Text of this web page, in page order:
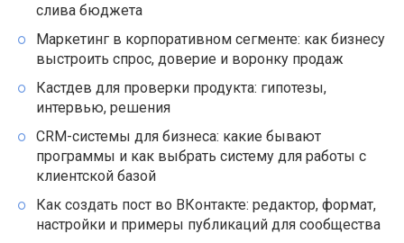
слива бюджета
Маркетинг в корпоративном сегменте: как бизнесу
выстроить спрос, доверие и воронку продаж
Кастдев для проверки продукта: гипотезы,
интервью, решения
CRM-системы для бизнеса: какие бывают
программы и как выбрать систему для работы с
клиентской базой
Как создать пост во ВКонтакте: редактор, формат,
настройки и примеры публикаций для сообщества